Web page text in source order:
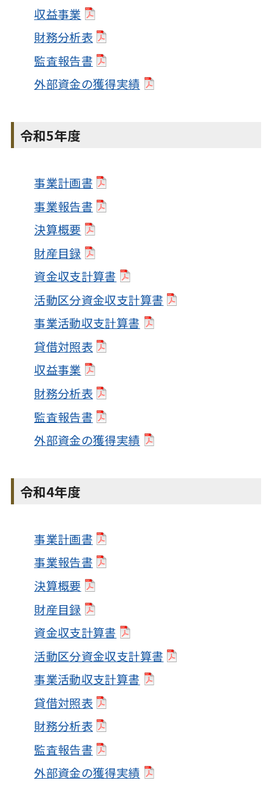
収益事業
財務分析表
監査報告書
外部資金の獲得実績
令和5年度
事業計画書
事業報告書
決算概要
財産目録
資金収支計算書
活動区分資金収支計算書
事業活動収支計算書
貸借対照表
収益事業
財務分析表
監査報告書
外部資金の獲得実績
令和4年度
事業計画書
事業報告書
決算概要
財産目録
資金収支計算書
活動区分資金収支計算書
事業活動収支計算書
貸借対照表
財務分析表
監査報告書
外部資金の獲得実績